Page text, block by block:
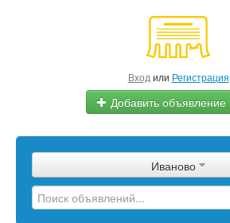
Вход или Регистрация
Добавить объявление
Сырье
Изделия
Иваново